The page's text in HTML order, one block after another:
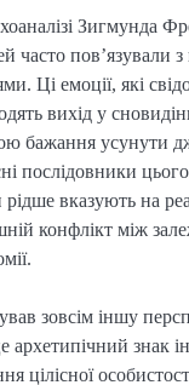
Зигмунда
часто пов’язували
Ці емоції, які
вихід у
бажання усунути
послідовники
вказують на
конфлікт між
зовсім іншу
архетипічний знак
цілісної